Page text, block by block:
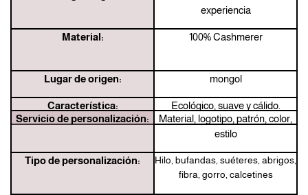
experiencia
Material: 100% Cashmerer
Lugar de origen: mongol
Característica:
Ecológico, suave y cálido.
Servicio de personalización:
Material, logotipo, patrón, color,
estilo
Tipo de personalización:
Hilo, bufandas, suéteres, abrigos,
fibra, gorro, calcetines